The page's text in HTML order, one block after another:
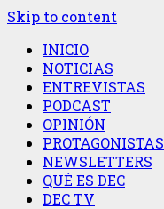
Skip to content
INICIO
NOTICIAS
ENTREVISTAS
PODCAST
OPINIÓN
PROTAGONISTAS
NEWSLETTERS
QUÉ ES DEC
DEC TV